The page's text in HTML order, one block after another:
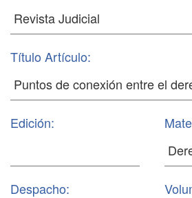
Título Artículo:
Edición:
Despacho: